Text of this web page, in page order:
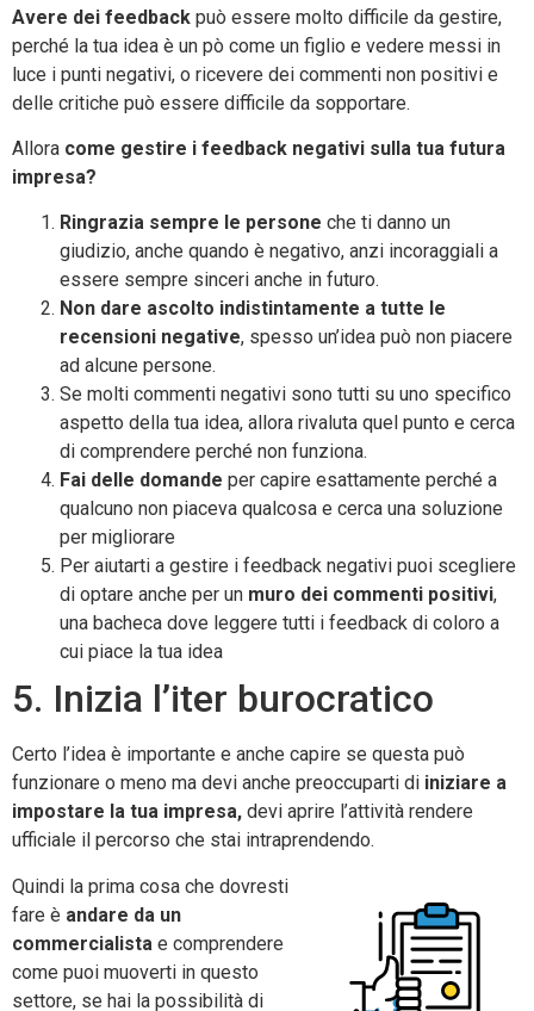
Avere dei feedback può essere molto difficile da gestire,
perché la tua idea è un pò come un figlio e vedere messi in
luce i punti negativi, o ricevere dei commenti non positivi e
delle critiche può essere difficile da sopportare.
Allora come gestire i feedback negativi sulla tua futura
impresa?
Ringrazia sempre le persone che ti danno un
giudizio, anche quando è negativo, anzi incoraggiali a
essere sempre sinceri anche in futuro.
Non dare ascolto indistintamente a tutte le
recensioni negative, spesso un’idea può non piacere
ad alcune persone.
Se molti commenti negativi sono tutti su uno specifico
aspetto della tua idea, allora rivaluta quel punto e cerca
di comprendere perché non funziona.
Fai delle domande per capire esattamente perché a
qualcuno non piaceva qualcosa e cerca una soluzione
per migliorare
Per aiutarti a gestire i feedback negativi puoi scegliere
di optare anche per un muro dei commenti positivi,
una bacheca dove leggere tutti i feedback di coloro a
cui piace la tua idea
5. Inizia l’iter burocratico
Certo l’idea è importante e anche capire se questa può
funzionare o meno ma devi anche preoccuparti di iniziare a
impostare la tua impresa, devi aprire l’attività rendere
ufficiale il percorso che stai intraprendendo.
Quindi la prima cosa che dovresti
fare è andare da un
commercialista e comprendere
come puoi muoverti in questo
settore, se hai la possibilità di